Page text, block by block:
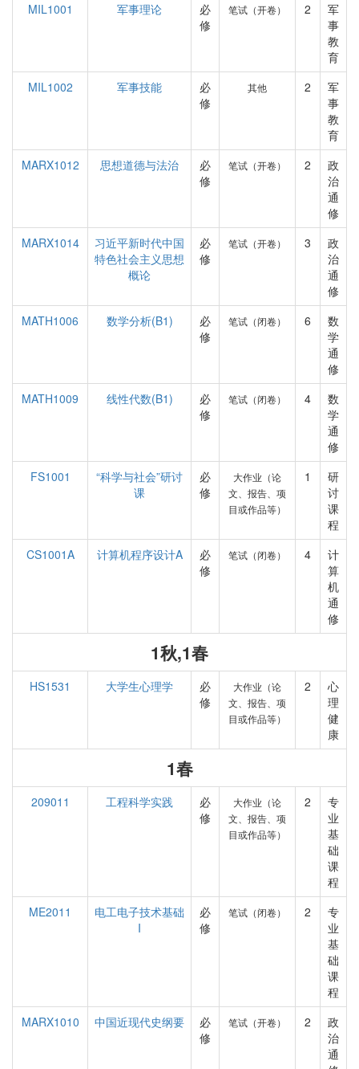
MIL1001
军事理论
必
修
笔试（开卷） 2
军
事
教
育
MIL1002
军事技能
必
修
其他 2
军
事
教
育
MARX1012
思想道德与法治
必
修
笔试（开卷） 2
政
治
通
修
MARX1014
习近平新时代中国
特色社会主义思想
概论
必
修
笔试（开卷） 3
政
治
通
修
MATH1006
数学分析(B1)
必
修
笔试（闭卷） 6
数
学
通
修
MATH1009
线性代数(B1)
必
修
笔试（闭卷） 4
数
学
通
修
FS1001
“科学与社会”研讨
课
必
修
大作业（论
文、报告、项
目或作品等）
1
研
讨
课
程
CS1001A
计算机程序设计A
必
修
笔试（闭卷） 4
计
算
机
通
修
1秋,1春
HS1531 大学生心理学
必
修
大作业（论
文、报告、项
目或作品等）
2
心
理
健
康
1春
209011 工程科学实践
必
修
大作业（论
文、报告、项
目或作品等）
2
专
业
基
础
课
程
ME2011
电工电子技术基础
I
必
修
笔试（闭卷） 2
专
业
基
础
课
程
MARX1010
中国近现代史纲要
必
修
笔试（开卷） 2
政
治
通